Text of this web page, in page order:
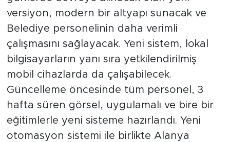
versiyon, modern bir altyapı sunacak ve
Belediye personelinin daha verimli
çalışmasını sağlayacak. Yeni sistem, lokal
bilgisayarların yanı sıra yetkilendirilmiş
mobil cihazlarda da çalışabilecek.
Güncelleme öncesinde tüm personel, 3
hafta süren görsel, uygulamalı ve bire bir
eğitimlerle yeni sisteme hazırlandı. Yeni
otomasyon sistemi ile birlikte Alanya